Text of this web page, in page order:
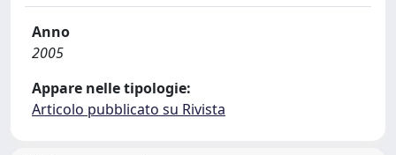
Anno
2005
Appare nelle tipologie:
Articolo pubblicato su Rivista